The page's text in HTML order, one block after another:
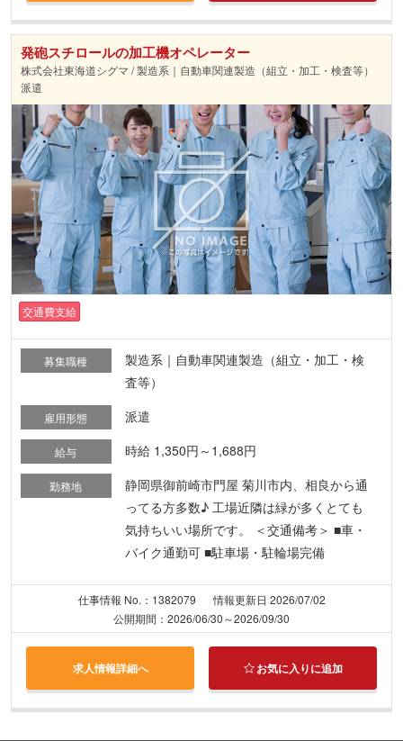
発砲スチロールの加工機オペレーター
株式会社東海道シグマ / 製造系｜自動車関連製造（組立・加工・検査等）
派遣
交通費支給
募集職種
製造系｜自動車関連製造（組立・加工・検
査等）
雇用形態 派遣
給与 時給 1,350円～1,688円
勤務地
静岡県御前崎市門屋 菊川市内、相良から通
ってる方多数♪ 工場近隣は緑が多くとても
気持ちいい場所です。 ＜交通備考＞ ■車・
バイク通勤可 ■駐車場・駐輪場完備
仕事情報 No.：1382079
情報更新日 2026/07/02
公開期間：2026/06/30～2026/09/30
求人情報詳細へ お気に入りに追加